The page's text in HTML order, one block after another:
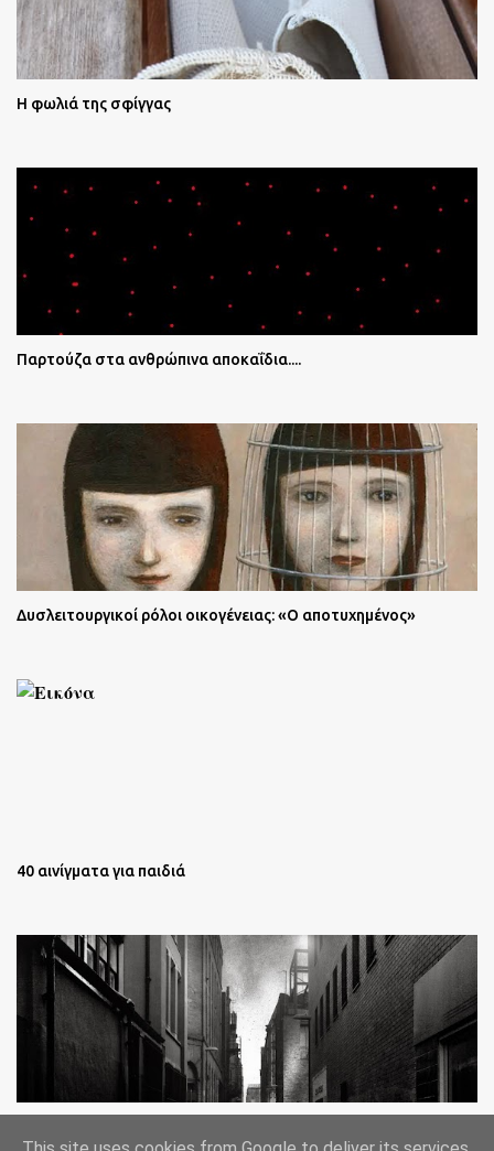
Η φωλιά της σφίγγας
Παρτούζα στα ανθρώπινα αποκαΐδια....
Δυσλειτουργικοί ρόλοι οικογένειας: «Ο αποτυχημένος»
40 αινίγματα για παιδιά